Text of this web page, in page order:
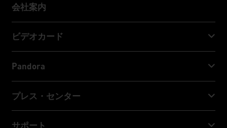
会社案内
会社案内
ビデオカード
GeForce RTX™ 40 Series
GeForce RTX™ 30 Series
Pandora
NVIDIA Jetson Orin™ NX Super
NVIDIA Jetson Orin™ Nano Super
プレス・センター
Palitニュース
サポート